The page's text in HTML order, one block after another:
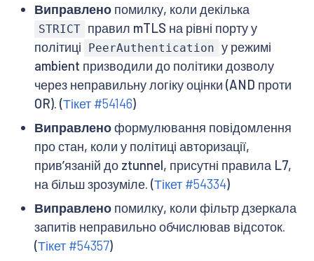
Виправленопомилку, коли декілька
STRICT правил mTLS на рівні порту у
політиці
PeerAuthentication у режимі
ambient призводили до політики дозволу
через неправильну логіку оцінки (AND проти
OR). (Тікет #54146)
Виправленоформулювання повідомлення
про стан, коли у політиці авторизації,
привʼязаній до ztunnel, присутні правила L7,
на більш зрозуміле. (Тікет #54334)
Виправленопомилку, коли фільтр дзеркала
запитів неправильно обчислював відсоток.
(Тікет #54357)